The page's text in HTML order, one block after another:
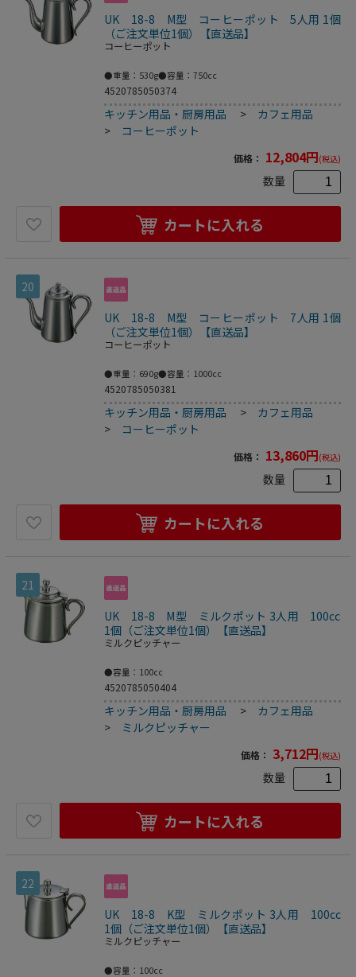
UK 18-8 M型 コーヒーポット 5人用 1個
（ご注文単位1個）【直送品】
コーヒーポット
●重量：530g●容量：750cc
4520785050374
キッチン用品・厨房用品 > カフェ用品
> コーヒーポット
価格： 12,804円(税込)
数量
カートに入れる
20
UK 18-8 M型 コーヒーポット 7人用 1個
（ご注文単位1個）【直送品】
コーヒーポット
●重量：690g●容量：1000cc
4520785050381
キッチン用品・厨房用品 > カフェ用品
> コーヒーポット
価格： 13,860円(税込)
数量
カートに入れる
21
UK 18-8 M型 ミルクポット 3人用 100cc
1個（ご注文単位1個）【直送品】
ミルクピッチャー
●容量：100cc
4520785050404
キッチン用品・厨房用品 > カフェ用品
> ミルクピッチャー
価格： 3,712円(税込)
数量
カートに入れる
22
UK 18-8 K型 ミルクポット 3人用 100cc
1個（ご注文単位1個）【直送品】
ミルクピッチャー
●容量：100cc